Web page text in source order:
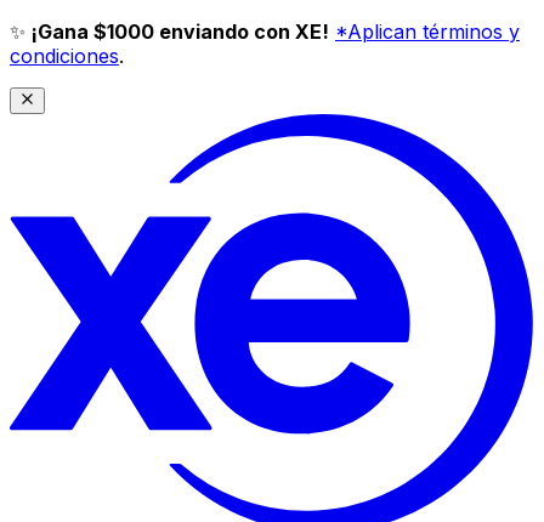
✨ ¡Gana $1000 enviando con XE! *Aplican términos y
condiciones.